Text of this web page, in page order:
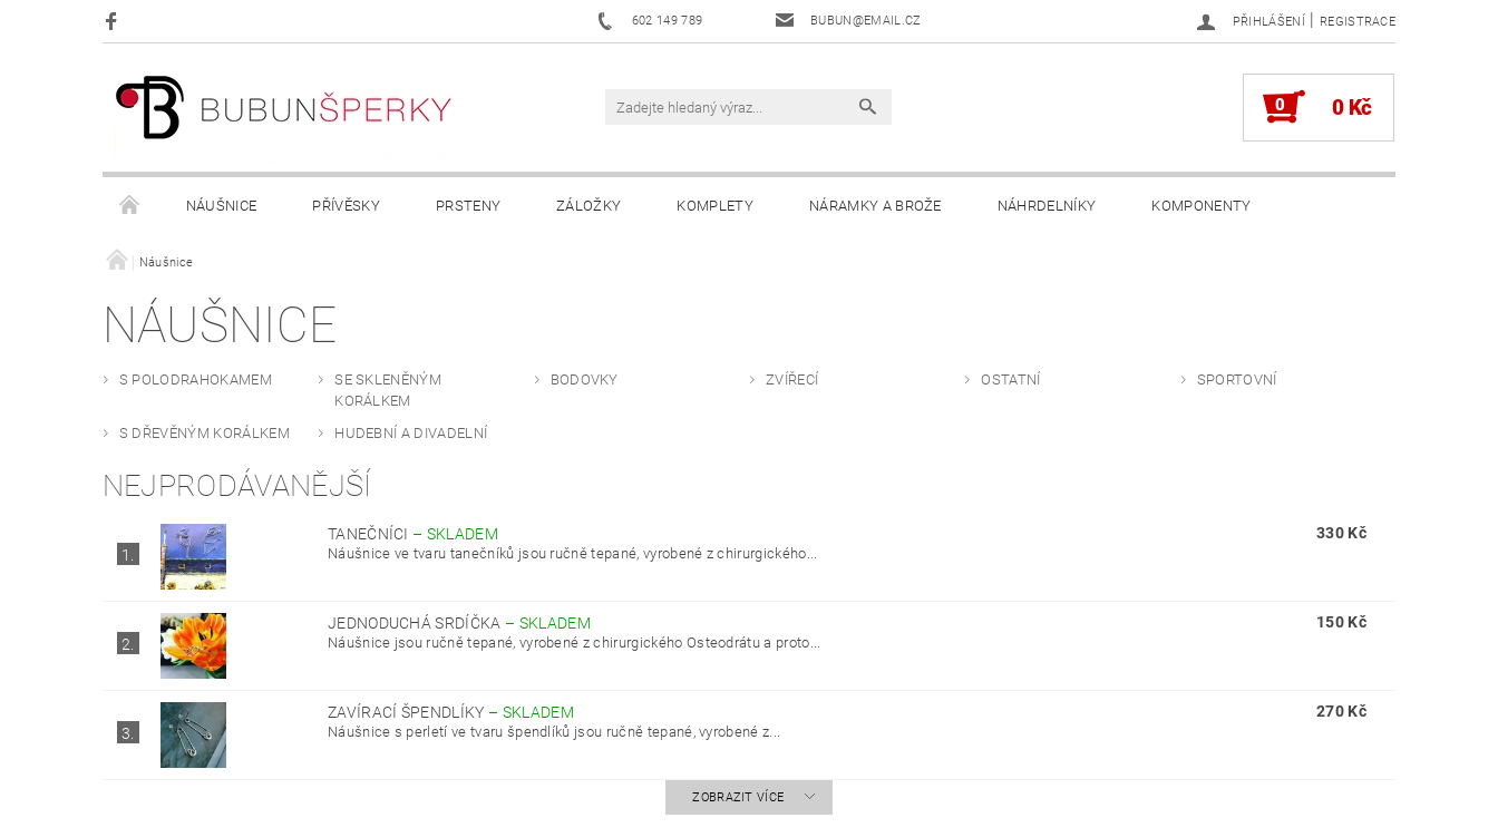
602 149 789 BUBUN@EMAIL.CZ PŘIHLÁŠENÍ | REGISTRACE
0 0 Kč
NÁUŠNICE PŘÍVĚSKY PRSTENY ZÁLOŽKY KOMPLETY NÁRAMKY A BROŽE NÁHRDELNÍKY KOMPONENTY
OBCHODNÍ PODMÍNKY
Náušnice
NÁUŠNICE
S POLODRAHOKAMEM
SE SKLENĚNÝM
KORÁLKEM
BODOVKY ZVÍŘECÍ OSTATNÍ SPORTOVNÍ
S DŘEVĚNÝM KORÁLKEM HUDEBNÍ A DIVADELNÍ
NEJPRODÁVANĚJŠÍ
1.
TANEČNÍCI – SKLADEM
Náušnice ve tvaru tanečníků jsou ručně tepané, vyrobené z chirurgického...
330 Kč
2.
JEDNODUCHÁ SRDÍČKA – SKLADEM
Náušnice jsou ručně tepané, vyrobené z chirurgického Osteodrátu a proto...
150 Kč
3.
ZAVÍRACÍ ŠPENDLÍKY – SKLADEM
Náušnice s perletí ve tvaru špendlíků jsou ručně tepané, vyrobené z...
270 Kč
ZOBRAZIT VÍCE